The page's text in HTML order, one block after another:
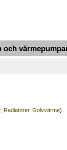
Radiatorer, Golvvärme)